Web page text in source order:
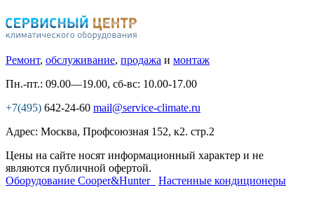
Ремонт, обслуживание, продажа и монтаж
Пн.-пт.: 09.00—19.00, сб-вс: 10.00-17.00
+7(495) 642-24-60 mail@service-climate.ru
Адрес: Москва, Профсоюзная 152, к2. стр.2
Цены на сайте носят информационный характер и не
являются публичной офертой.
Оборудование Cooper&Hunter
Настенные кондиционеры